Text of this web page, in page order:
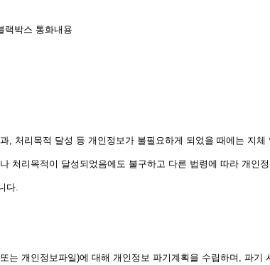
랙박스 통화내용
처리목적 달성 등 개인정보가 불필요하게 되었을 때에는 지체
처리목적이 달성되었음에도 불구하고 다른 법령에 따라 개인
다.
는 개인정보파일)에 대해 개인정보 파기계획을 수립하며, 파